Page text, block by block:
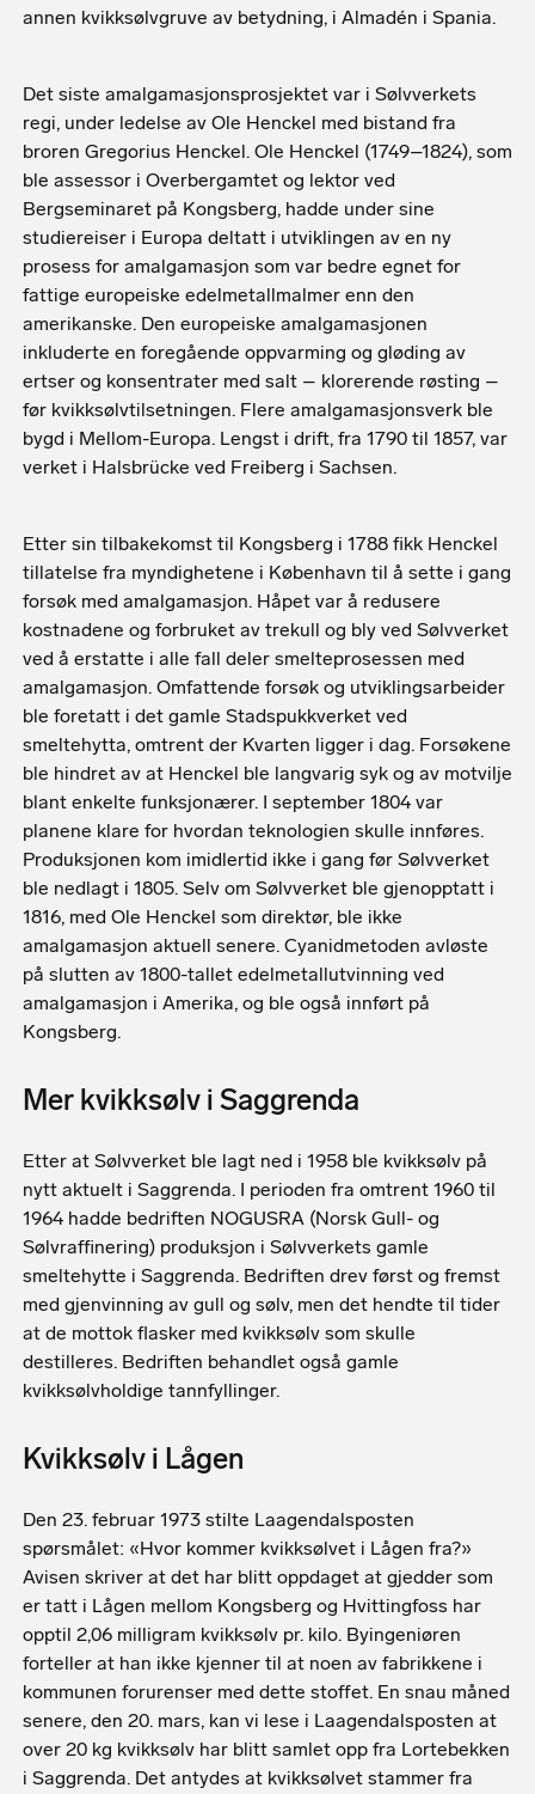
annen kvikksølvgruve av betydning, i Almadén i Spania.
Det siste amalgamasjonsprosjektet var i Sølvverkets
regi, under ledelse av Ole Henckel med bistand fra
broren Gregorius Henckel. Ole Henckel (1749–1824), som
ble assessor i Overbergamtet og lektor ved
Bergseminaret på Kongsberg, hadde under sine
studiereiser i Europa deltatt i utviklingen av en ny
prosess for amalgamasjon som var bedre egnet for
fattige europeiske edelmetallmalmer enn den
amerikanske. Den europeiske amalgamasjonen
inkluderte en foregående oppvarming og gløding av
ertser og konsentrater med salt – klorerende røsting –
før kvikksølvtilsetningen. Flere amalgamasjonsverk ble
bygd i Mellom-Europa. Lengst i drift, fra 1790 til 1857, var
verket i Halsbrücke ved Freiberg i Sachsen.
Etter sin tilbakekomst til Kongsberg i 1788 fikk Henckel
tillatelse fra myndighetene i København til å sette i gang
forsøk med amalgamasjon. Håpet var å redusere
kostnadene og forbruket av trekull og bly ved Sølvverket
ved å erstatte i alle fall deler smelteprosessen med
amalgamasjon. Omfattende forsøk og utviklingsarbeider
ble foretatt i det gamle Stadspukkverket ved
smeltehytta, omtrent der Kvarten ligger i dag. Forsøkene
ble hindret av at Henckel ble langvarig syk og av motvilje
blant enkelte funksjonærer. I september 1804 var
planene klare for hvordan teknologien skulle innføres.
Produksjonen kom imidlertid ikke i gang før Sølvverket
ble nedlagt i 1805. Selv om Sølvverket ble gjenopptatt i
1816, med Ole Henckel som direktør, ble ikke
amalgamasjon aktuell senere. Cyanidmetoden avløste
på slutten av 1800-tallet edelmetallutvinning ved
amalgamasjon i Amerika, og ble også innført på
Kongsberg.
Mer kvikksølv i Saggrenda
Etter at Sølvverket ble lagt ned i 1958 ble kvikksølv på
nytt aktuelt i Saggrenda. I perioden fra omtrent 1960 til
1964 hadde bedriften NOGUSRA (Norsk Gull- og
Sølvraffinering) produksjon i Sølvverkets gamle
smeltehytte i Saggrenda. Bedriften drev først og fremst
med gjenvinning av gull og sølv, men det hendte til tider
at de mottok flasker med kvikksølv som skulle
destilleres. Bedriften behandlet også gamle
kvikksølvholdige tannfyllinger.
Kvikksølv i Lågen
Den 23. februar 1973 stilte Laagendalsposten
spørsmålet: «Hvor kommer kvikksølvet i Lågen fra?»
Avisen skriver at det har blitt oppdaget at gjedder som
er tatt i Lågen mellom Kongsberg og Hvittingfoss har
opptil 2,06 milligram kvikksølv pr. kilo. Byingeniøren
forteller at han ikke kjenner til at noen av fabrikkene i
kommunen forurenser med dette stoffet. En snau måned
senere, den 20. mars, kan vi lese i Laagendalsposten at
over 20 kg kvikksølv har blitt samlet opp fra Lortebekken
i Saggrenda. Det antydes at kvikksølvet stammer fra